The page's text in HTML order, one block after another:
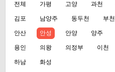
전체 가평 고양 과천
김포 남양주 동두천 부천
안산 안성 안양 양주
용인 의왕 의정부 이천
하남 화성